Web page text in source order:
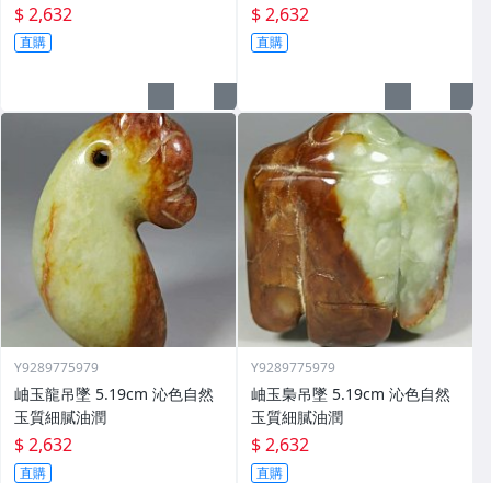
$ 2,632
直購
$ 2,632
直購
Y9289775979
岫玉龍吊墜 5.19cm 沁色自然
玉質細膩油潤
$ 2,632
直購
Y9289775979
岫玉梟吊墜 5.19cm 沁色自然
玉質細膩油潤
$ 2,632
直購